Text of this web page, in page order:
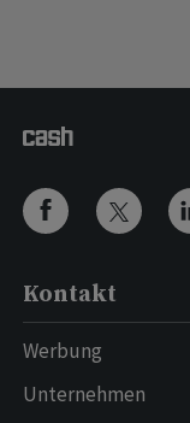
Kontakt
Werbung
Unternehmen